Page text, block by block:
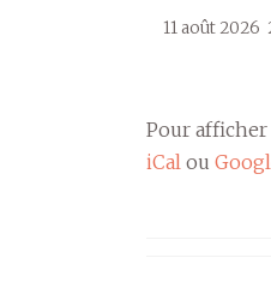
11 août 2026
Pour
iCal ou